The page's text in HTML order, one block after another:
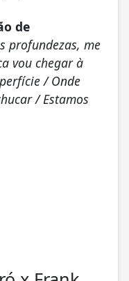
de
profundezas, me
vou chegar à
/ Onde
/ Estamos